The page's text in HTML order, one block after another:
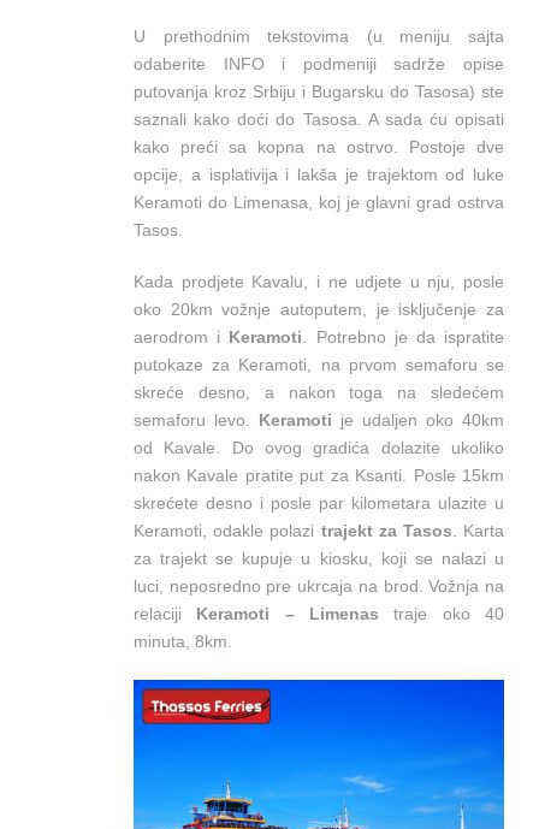
U prethodnim tekstovima (u meniju sajta
odaberite INFO i podmeniji sadrže opise
putovanja kroz Srbiju i Bugarsku do Tasosa) ste
saznali kako doći do Tasosa. A sada ću opisati
kako preći sa kopna na ostrvo. Postoje dve
opcije, a isplativija i lakša je trajektom od luke
Keramoti do Limenasa, koj je glavni grad ostrva
Tasos.
Kada prodjete Kavalu, i ne udjete u nju, posle
oko 20km vožnje autoputem, je isključenje za
aerodrom i Keramoti. Potrebno je da ispratite
putokaze za Keramoti, na prvom semaforu se
skreće desno, a nakon toga na sledećem
semaforu levo. Keramoti je udaljen oko 40km
od Kavale. Do ovog gradića dolazite ukoliko
nakon Kavale pratite put za Ksanti. Posle 15km
skrećete desno i posle par kilometara ulazite u
Keramoti, odakle polazi trajekt za Tasos. Karta
za trajekt se kupuje u kiosku, koji se nalazi u
luci, neposredno pre ukrcaja na brod. Vožnja na
relaciji Keramoti – Limenas traje oko 40
minuta, 8km.